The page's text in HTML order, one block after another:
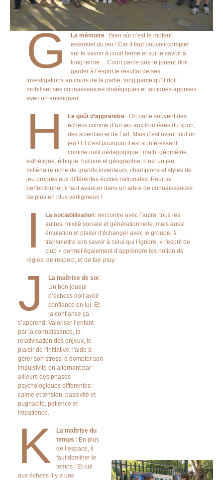
G La mémoire : Bien sûr c’est le moteur
essentiel du jeu ! Car il faut pouvoir compter
sur le savoir à court terme et sur le savoir à
long terme… Court parce que le joueur doit
garder à l’esprit le résultat de ses
investigations au cours de la partie, long parce qu’il doit
mobiliser ses connaissances stratégiques et tactiques apprises
avec un enseignant.
H Le goût d’apprendre : On parle souvent des
échecs comme d’un jeu aux frontières du sport,
des sciences et de l’art. Mais c’est avant tout un
jeu ! Et c’est pourquoi il est si intéressant
comme outil pédagogique : math, géométrie,
esthétique, éthique, histoire et géographie, c’est un jeu
millénaire riche de grands inventeurs, champions et styles de
jeu propres aux différentes écoles nationales. Pour se
perfectionner, il faut avancer dans un arbre de connaissances
de plus en plus vertigineux !
I La sociabilisation: rencontre avec l’autre, tous les
autres, mixité sociale et générationnelle, mais aussi
émulation et plaisir d'échanger avec le groupe, à
transmettre son savoir à celui qui l’ignore, « l'esprit de
club » permet également d’apprendre les notion de
règles, de respect, et de fair-play.
J La maîtrise de soi :
Un bon joueur
d’échecs doit avoir
confiance en lui. Et
la confiance ça
s’apprend. Valoriser l’enfant
par la connaissance, la
relativisation des enjeux, le
plaisir de l'initiative, l'aide à
gérer son stress, à dompter son
impulsivité en alternant par
ailleurs des phases
psychologiques différentes :
calme et tension, passivité et
pugnacité, patience et
impatience.
K
La maîtrise du
temps : En plus
de l’espace, il
faut dominer le
temps ! Et oui
aux échecs il y a une